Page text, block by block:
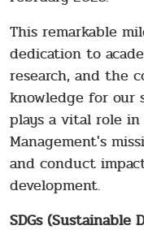
This remarkable
dedication to
research, and the
knowledge for our
plays a vital role
Management's
and conduct
development.
SDGs (Sustainable